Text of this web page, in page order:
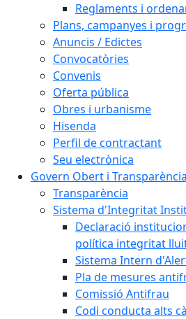
Reglaments i
Plans, campanyes i
Anuncis / Edictes
Convocatòries
Convenis
Oferta pública
Obres i urbanisme
Hisenda
Perfil de contractant
Seu electrònica
Govern Obert i Transparència
Transparència
Sistema d'Integritat
Declaració
política integritat
Sistema Intern
Pla de mesures
Comissió Antifrau
Codi conducta alts